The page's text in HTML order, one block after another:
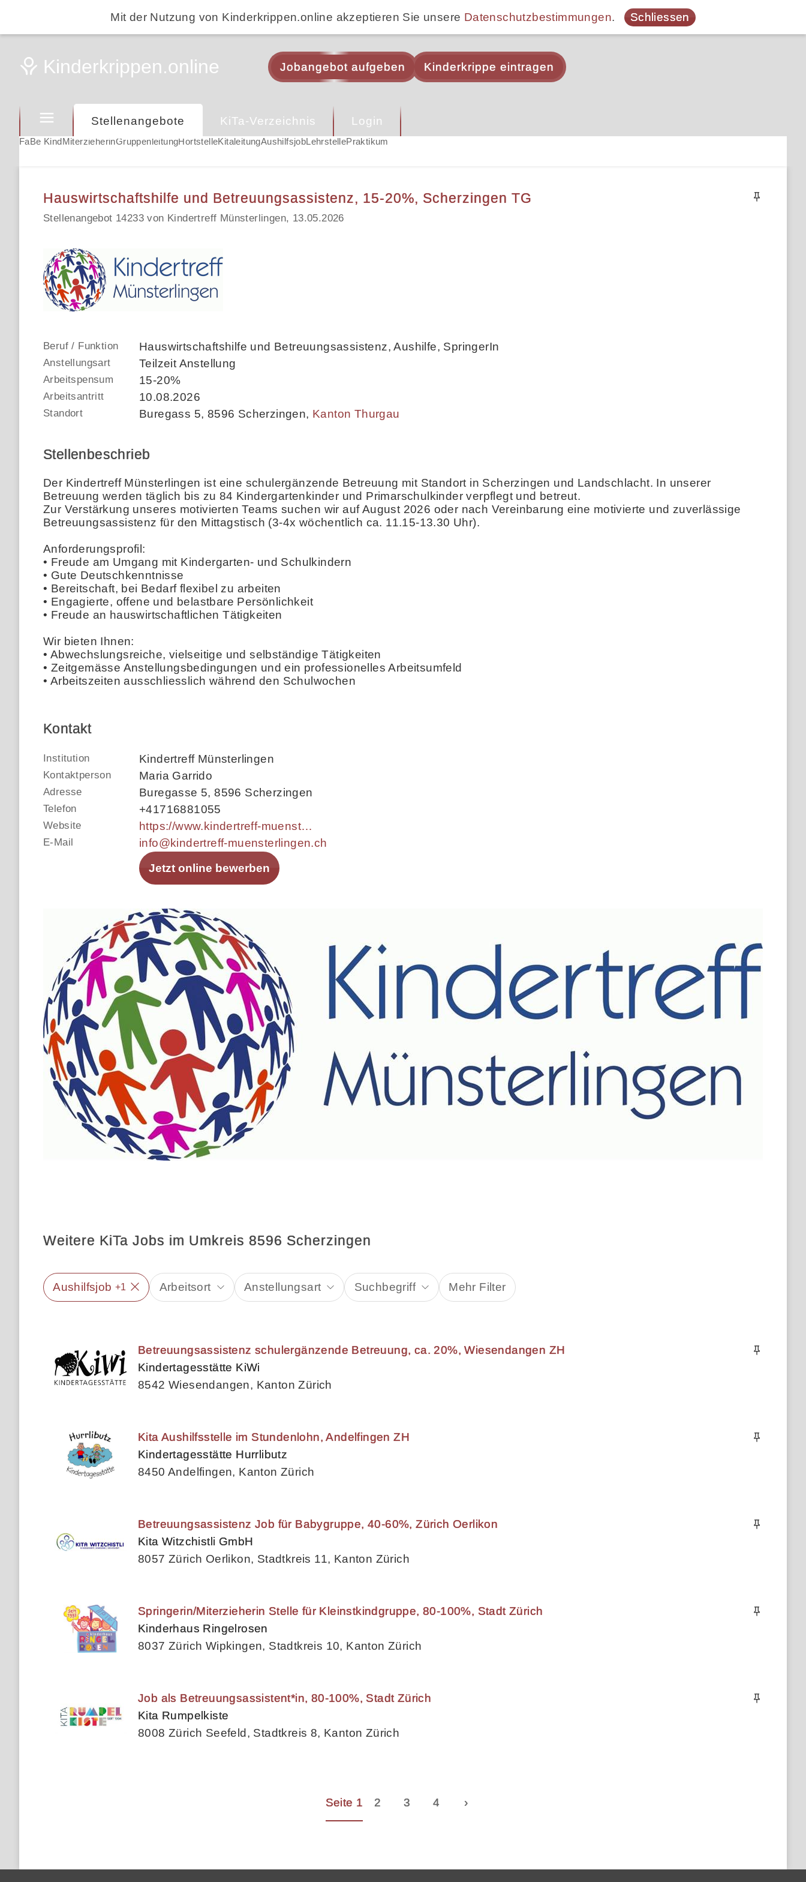
Mit der Nutzung von Kinderkrippen.online akzeptieren Sie unsere Datenschutzbestimmungen. Schliessen
Jobangebot aufgeben Kinderkrippe eintragen
Stellenangebote KiTa-Verzeichnis Login
FaBe KindMiterzieherinGruppenleitungHortstelleKitaleitungAushilfsjobLehrstellePraktikum
Hauswirtschaftshilfe und Betreuungsassistenz, 15-20%, Scherzingen TG
Stellenangebot 14233 von Kindertreff Münsterlingen, 13.05.2026
Beruf / Funktion Hauswirtschaftshilfe und Betreuungsassistenz, Aushilfe, SpringerIn
Anstellungsart Teilzeit Anstellung
Arbeitspensum 15-20%
Arbeitsantritt 10.08.2026
Standort Buregass 5, 8596 Scherzingen, Kanton Thurgau
Stellenbeschrieb
Der Kindertreff Münsterlingen ist eine schulergänzende Betreuung mit Standort in Scherzingen und Landschlacht. In unserer
Betreuung werden täglich bis zu 84 Kindergartenkinder und Primarschulkinder verpflegt und betreut.
Zur Verstärkung unseres motivierten Teams suchen wir auf August 2026 oder nach Vereinbarung eine motivierte und zuverlässige
Betreuungsassistenz für den Mittagstisch (3-4x wöchentlich ca. 11.15-13.30 Uhr).
Anforderungsprofil:
• Freude am Umgang mit Kindergarten- und Schulkindern
• Gute Deutschkenntnisse
• Bereitschaft, bei Bedarf flexibel zu arbeiten
• Engagierte, offene und belastbare Persönlichkeit
• Freude an hauswirtschaftlichen Tätigkeiten
Wir bieten Ihnen:
• Abwechslungsreiche, vielseitige und selbständige Tätigkeiten
• Zeitgemässe Anstellungsbedingungen und ein professionelles Arbeitsumfeld
• Arbeitszeiten ausschliesslich während den Schulwochen
Kontakt
Institution Kindertreff Münsterlingen
Kontaktperson Maria Garrido
Adresse Buregasse 5,8596 Scherzingen
Telefon +41716881055
Website https://www.kindertreff-muensterlingen.ch/
E-Mail
info@kindertreff-muensterlingen.ch
Jetzt online bewerben
Weitere KiTa Jobs im Umkreis 8596 Scherzingen
Aushilfsjob +1 Arbeitsort Anstellungsart Suchbegriff Mehr Filter
Betreuungsassistenz schulergänzende Betreuung, ca. 20%, Wiesendangen ZH
Kindertagesstätte KiWi
8542 Wiesendangen, Kanton Zürich
Kita Aushilfsstelle im Stundenlohn, Andelfingen ZH
Kindertagesstätte Hurrlibutz
8450 Andelfingen, Kanton Zürich
Betreuungsassistenz Job für Babygruppe, 40-60%, Zürich Oerlikon
Kita Witzchistli GmbH
8057 Zürich Oerlikon, Stadtkreis 11, Kanton Zürich
Springerin/Miterzieherin Stelle für Kleinstkindgruppe, 80-100%, Stadt Zürich
Kinderhaus Ringelrosen
8037 Zürich Wipkingen, Stadtkreis 10, Kanton Zürich
Job als Betreuungsassistent*in, 80-100%, Stadt Zürich
Kita Rumpelkiste
8008 Zürich Seefeld, Stadtkreis 8, Kanton Zürich
Seite 1 2 3 4 ›